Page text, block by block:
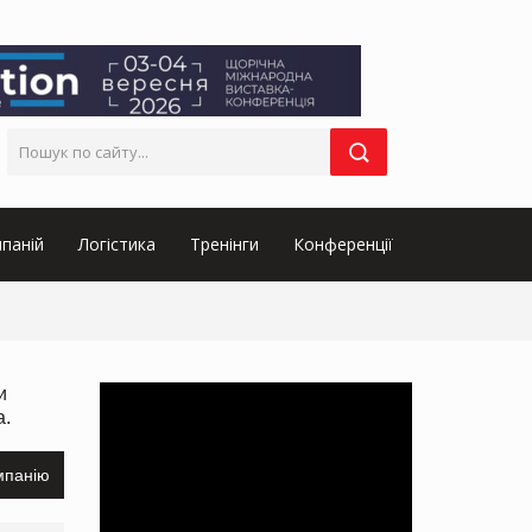
Логістика Тренінги Конференції